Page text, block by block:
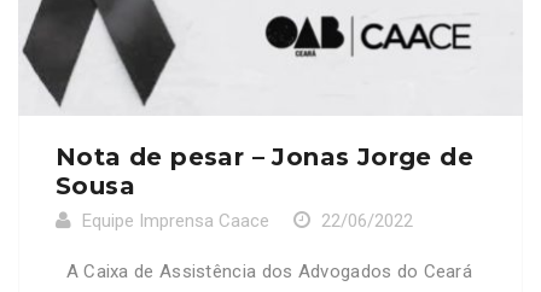
Nota de pesar – Jonas Jorge de
Sousa
Equipe Imprensa Caace 22/06/2022
A Caixa de Assistência dos Advogados do Ceará